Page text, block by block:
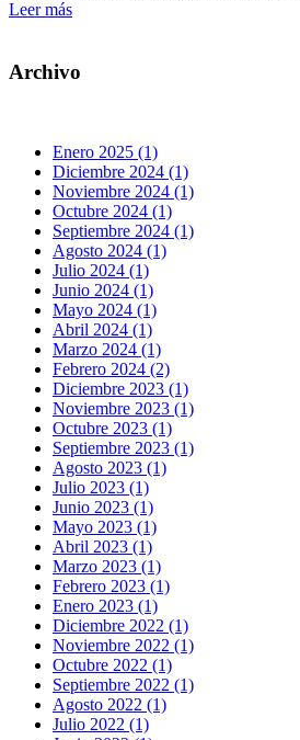
Leer más
Archivo
Enero 2025 (1)
Diciembre 2024 (1)
Noviembre 2024 (1)
Octubre 2024 (1)
Septiembre 2024 (1)
Agosto 2024 (1)
Julio 2024 (1)
Junio 2024 (1)
Mayo 2024 (1)
Abril 2024 (1)
Marzo 2024 (1)
Febrero 2024 (2)
Diciembre 2023 (1)
Noviembre 2023 (1)
Octubre 2023 (1)
Septiembre 2023 (1)
Agosto 2023 (1)
Julio 2023 (1)
Junio 2023 (1)
Mayo 2023 (1)
Abril 2023 (1)
Marzo 2023 (1)
Febrero 2023 (1)
Enero 2023 (1)
Diciembre 2022 (1)
Noviembre 2022 (1)
Octubre 2022 (1)
Septiembre 2022 (1)
Agosto 2022 (1)
Julio 2022 (1)